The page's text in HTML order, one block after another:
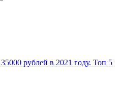
рублей в 2021 году. Топ 5